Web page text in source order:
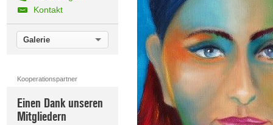
Kontakt
Galerie
Kooperationspartner
Einen Dank unseren
Mitgliedern